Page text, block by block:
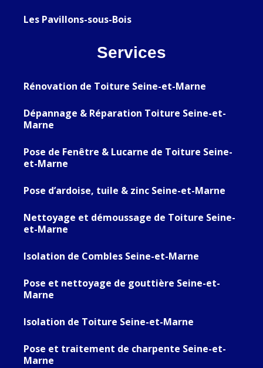
Les Pavillons-sous-Bois
Services
Rénovation de Toiture Seine-et-Marne
Dépannage & Réparation Toiture Seine-et-
Marne
Pose de Fenêtre & Lucarne de Toiture Seine-
et-Marne
Pose d’ardoise, tuile & zinc Seine-et-Marne
Nettoyage et démoussage de Toiture Seine-
et-Marne
Isolation de Combles Seine-et-Marne
Pose et nettoyage de gouttière Seine-et-
Marne
Isolation de Toiture Seine-et-Marne
Pose et traitement de charpente Seine-et-
Marne